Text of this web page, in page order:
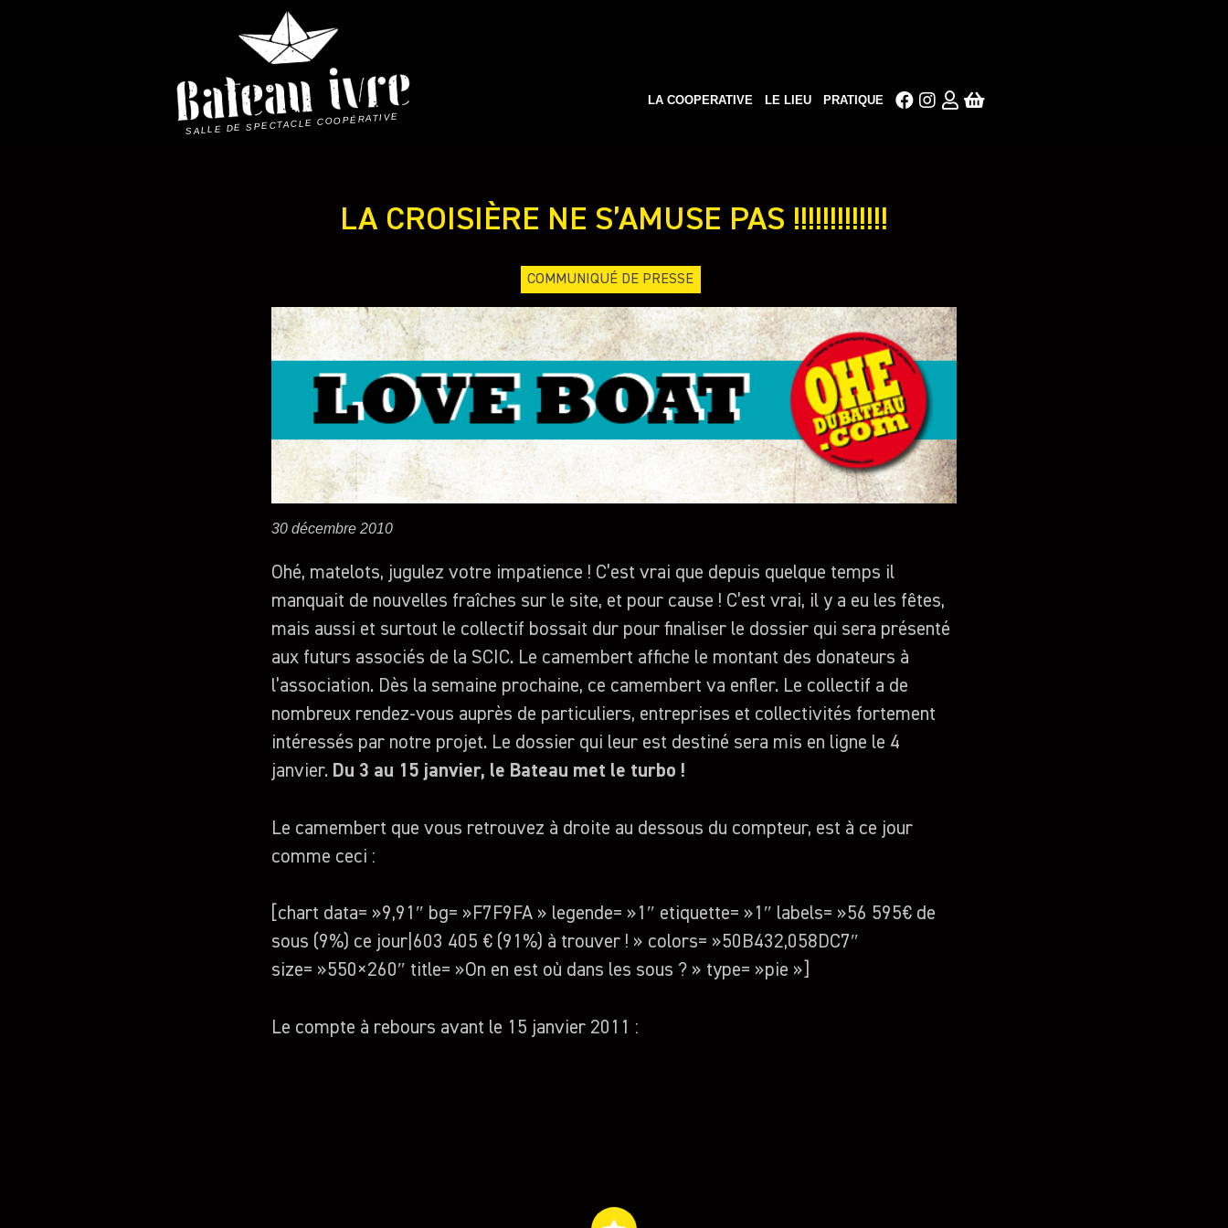
SALLE DE SPECTACLE COOPÉRATIVE
LA COOPERATIVE LE LIEU PRATIQUE
LA CROISIÈRE NE S’AMUSE PAS !!!!!!!!!!!!!
COMMUNIQUÉ DE PRESSE
30 décembre 2010
Ohé, matelots, jugulez votre impatience ! C’est vrai que depuis quelque temps il
manquait de nouvelles fraîches sur le site, et pour cause ! C’est vrai, il y a eu les fêtes,
mais aussi et surtout le collectif bossait dur pour finaliser le dossier qui sera présenté
aux futurs associés de la SCIC. Le camembert affiche le montant des donateurs à
l’association. Dès la semaine prochaine, ce camembert va enfler. Le collectif a de
nombreux rendez-vous auprès de particuliers, entreprises et collectivités fortement
intéressés par notre projet. Le dossier qui leur est destiné sera mis en ligne le 4
janvier. Du 3 au 15 janvier, le Bateau met le turbo !
Le camembert que vous retrouvez à droite au dessous du compteur, est à ce jour
comme ceci :
[chart data= »9,91″ bg= »F7F9FA » legende= »1″ etiquette= »1″ labels= »56 595€ de
sous (9%) ce jour|603 405 € (91%) à trouver ! » colors= »50B432,058DC7″
size= »550×260″ title= »On en est où dans les sous ? » type= »pie »]
Le compte à rebours avant le 15 janvier 2011 :